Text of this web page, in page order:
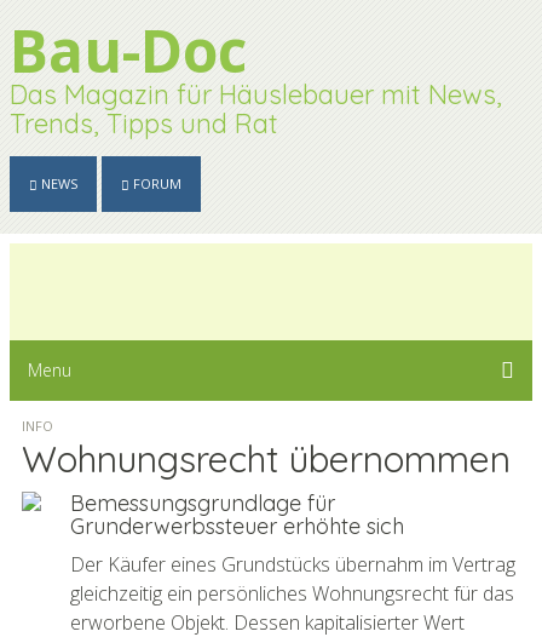
Bau-Doc
Das Magazin für Häuslebauer mit News,
Trends, Tipps und Rat
NEWS FORUM
Menu
INFO
Wohnungsrecht übernommen
Bemessungsgrundlage für
Grunderwerbssteuer erhöhte sich
Der Käufer eines Grundstücks übernahm im Vertrag
gleichzeitig ein persönli­ches Wohnungsrecht für das
erworbene Objekt. Dessen kapitalisierter Wert